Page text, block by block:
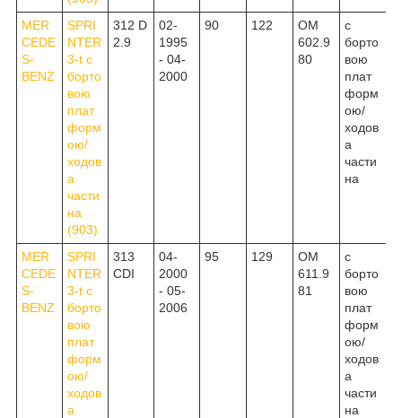
MER
CEDE
S-
BENZ
SPRI
NTER
3-t c
борто
вою
плат
форм
ою/
ходов
а
части
на
(903)
312 D
2.9
02-
1995
- 04-
2000
90 122
OM
602.9
80
c
борто
вою
плат
форм
ою/
ходов
а
части
на
MER
CEDE
S-
BENZ
SPRI
NTER
3-t c
борто
вою
плат
форм
ою/
ходов
а
313
CDI
04-
2000
- 05-
2006
95 129
OM
611.9
81
c
борто
вою
плат
форм
ою/
ходов
а
части
на